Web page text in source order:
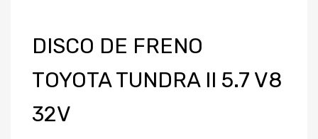
DISCO DE FRENO
TOYOTA TUNDRA II 5.7 V8
32V